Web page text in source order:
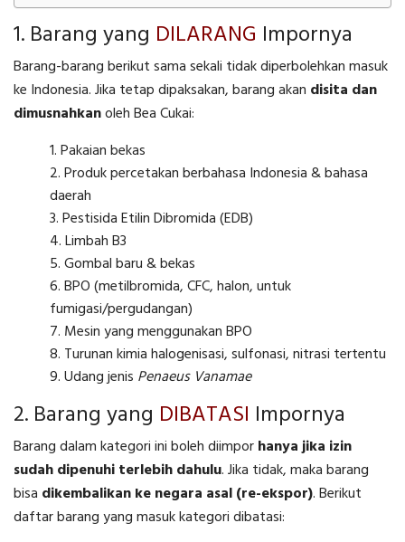
1. Barang yang DILARANG Impornya
Barang-barang berikut sama sekali tidak diperbolehkan masuk
ke Indonesia. Jika tetap dipaksakan, barang akan disita dan
dimusnahkanoleh Bea Cukai:
Pakaian bekas
Produk percetakan berbahasa Indonesia & bahasa
daerah
Pestisida Etilin Dibromida (EDB)
Limbah B3
Gombal baru & bekas
BPO (metilbromida, CFC, halon, untuk
fumigasi/pergudangan)
Mesin yang menggunakan BPO
Turunan kimia halogenisasi, sulfonasi, nitrasi tertentu
Udang jenis Penaeus Vanamae
2. Barang yang DIBATASI Impornya
Barang dalam kategori ini boleh diimporhanya jika izin
sudah dipenuhi terlebih dahulu. Jika tidak, maka barang
bisa dikembalikan ke negara asal (re-ekspor). Berikut
daftar barang yang masuk kategori dibatasi: